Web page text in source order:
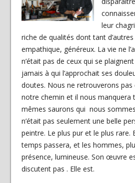
leur
riche de qualités dont tant
empathique, généreux. La vie ne
n’était pas de ceux qui se
jamais à qui l’approchait ses
doutes. Nous ne retrouverons
notre chemin et il nous manquera
mêmes saurons qui nous
n’était pas seulement une belle
peintre. Le plus pur et le plus rare.
temps passera, et les hommes,
présence, lumineuse. Son œuvre
discutent pas . Elle est.